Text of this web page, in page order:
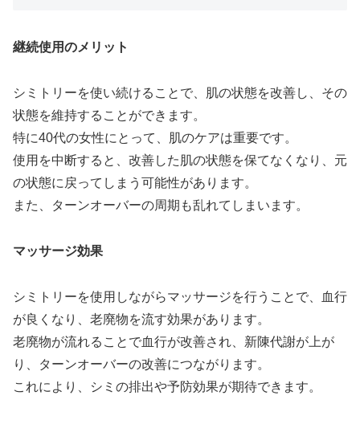
継続使用のメリット
シミトリーを使い続けることで、肌の状態を改善し、その
状態を維持することができます。
特に40代の女性にとって、肌のケアは重要です。
使用を中断すると、改善した肌の状態を保てなくなり、元
の状態に戻ってしまう可能性があります。
また、ターンオーバーの周期も乱れてしまいます。
マッサージ効果
シミトリーを使用しながらマッサージを行うことで、血行
が良くなり、老廃物を流す効果があります。
老廃物が流れることで血行が改善され、新陳代謝が上が
り、ターンオーバーの改善につながります。
これにより、シミの排出や予防効果が期待できます。